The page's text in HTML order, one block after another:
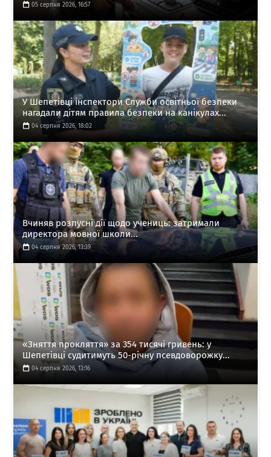
05 серпня 2026, 16:57
У Шепетівці інспектори Служби освітньої безпеки
нагадали дітям правила безпеки на канікулах...
04 серпня 2026, 18:02
Вчиняв розпусні дії щодо учениць: затримали
директора мовної школи...
04 серпня 2026, 13:39
«Зняття прокляття» за 354 тисячі гривень: у
Шепетівці судитимуть 50-річну псевдоворожку...
04 серпня 2026, 13:16